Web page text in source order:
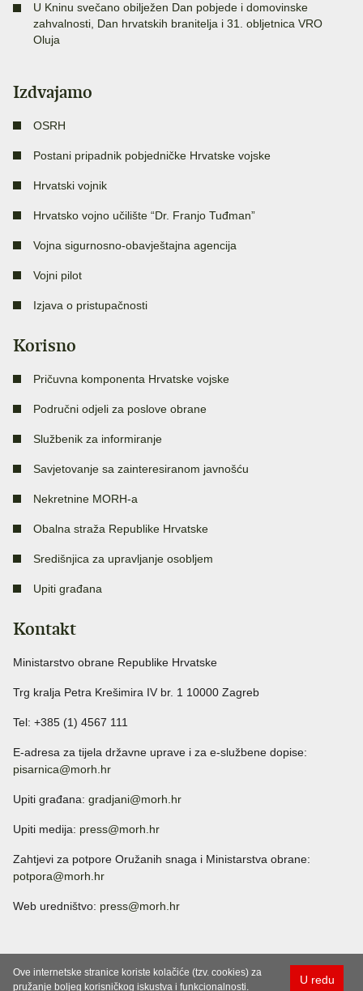
U Kninu svečano obilježen Dan pobjede i domovinske
zahvalnosti, Dan hrvatskih branitelja i 31. obljetnica VRO
Oluja
Izdvajamo
OSRH
Postani pripadnik pobjedničke Hrvatske vojske
Hrvatski vojnik
Hrvatsko vojno učilište “Dr. Franjo Tuđman”
Vojna sigurnosno-obavještajna agencija
Vojni pilot
Izjava o pristupačnosti
Korisno
Pričuvna komponenta Hrvatske vojske
Područni odjeli za poslove obrane
Službenik za informiranje
Savjetovanje sa zainteresiranom javnošću
Nekretnine MORH-a
Obalna straža Republike Hrvatske
Središnjica za upravljanje osobljem
Upiti građana
Kontakt
Ministarstvo obrane Republike Hrvatske
Trg kralja Petra Krešimira IV br. 1 10000 Zagreb
Tel: +385 (1) 4567 111
E-adresa za tijela državne uprave i za e-službene dopise:
pisarnica@morh.hr
Upiti građana: gradjani@morh.hr
Upiti medija: press@morh.hr
Zahtjevi za potpore Oružanih snaga i Ministarstva obrane:
potpora@morh.hr
Web uredništvo: press@morh.hr
U redu
Ove internetske stranice koriste kolačiće (tzv. cookies) za
pružanje boljeg korisničkog iskustva i funkcionalnosti.